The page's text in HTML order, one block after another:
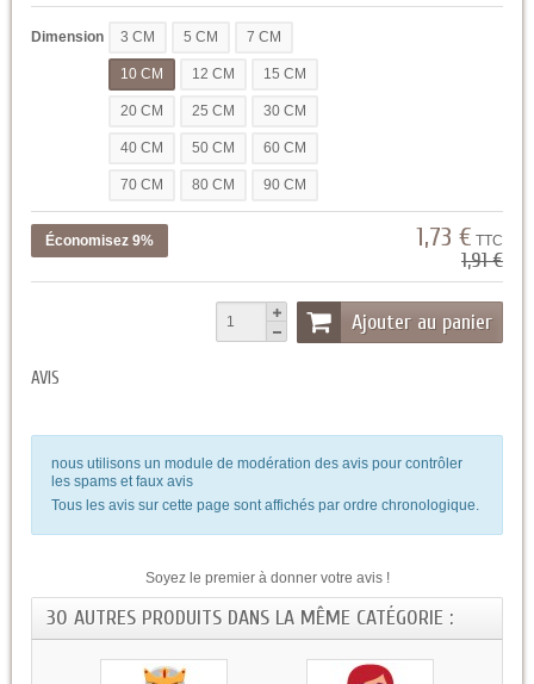
Dimension 3 CM 5 CM 7 CM
10 CM 12 CM 15 CM
20 CM 25 CM 30 CM
40 CM 50 CM 60 CM
70 CM 80 CM 90 CM
Économisez 9% 1,73 € TTC
1,91 €
Ajouter au panier
AVIS
nous utilisons un module de modération des avis pour contrôler
les spams et faux avis
Tous les avis sur cette page sont affichés par ordre chronologique.
Soyez le premier à donner votre avis !
30 AUTRES PRODUITS DANS LA MÊME CATÉGORIE :